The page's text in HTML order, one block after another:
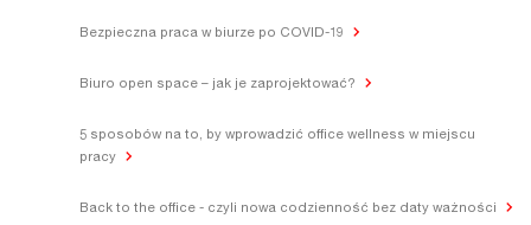
Bezpieczna praca w biurze po COVID-19
Biuro open space – jak je zaprojektować?
5 sposobów na to, by wprowadzić office wellness w miejscu
pracy
Back to the office - czyli nowa codzienność bez daty ważności